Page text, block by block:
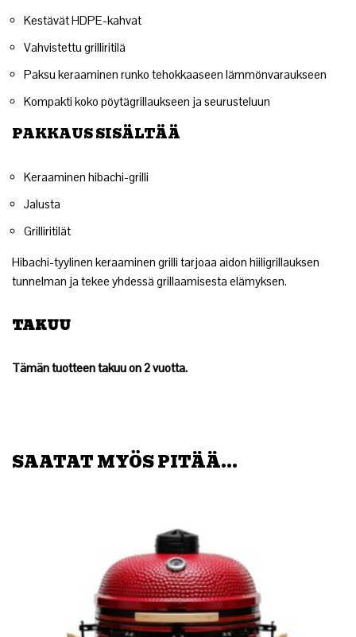
Kestävät HDPE-kahvat
Vahvistettu grilliritilä
Paksu keraaminen runko tehokkaaseen lämmönvaraukseen
Kompakti koko pöytägrillaukseen ja seurusteluun
PAKKAUS SISÄLTÄÄ
Keraaminen hibachi-grilli
Jalusta
Grilliritilät
Hibachi-tyylinen keraaminen grilli tarjoaa aidon hiiligrillauksen
tunnelman ja tekee yhdessä grillaamisesta elämyksen.
TAKUU
Tämän tuotteen takuu on 2 vuotta.
SAATAT MYÖS PITÄÄ...